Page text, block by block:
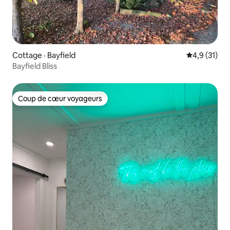
Cottage · Bayfield Note
4,9 (31)
Bayfield Bliss
Coup de cœur voyageurs
Coup de cœur voyageurs